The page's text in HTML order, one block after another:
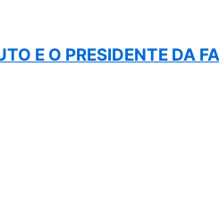
E O PRESIDENTE DA